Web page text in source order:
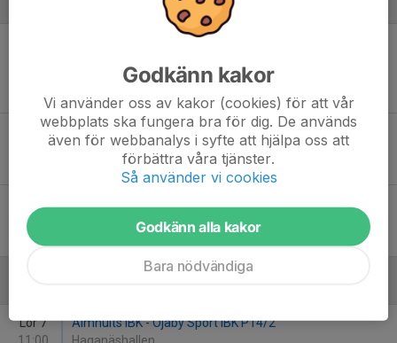
Älmhults IBK - Markaryd/Strömsnäsbruks IBK P13-
Paradishallen
Sön 18
Moheda IBK P14-15 - Älmhults IBK
ATA-hallen - Moheda
09:00
Sparbanken Arena
Lör 7
Älmhults IBK - Öjaby Sport IBK P14/2
Godkänn kakor
Vi använder oss av kakor (cookies) för att vår
webbplats ska fungera bra för dig. De används
även för webbanalys i syfte att hjälpa oss att
förbättra våra tjänster.
Så använder vi cookies
Godkänn alla kakor
Bara nödvändiga